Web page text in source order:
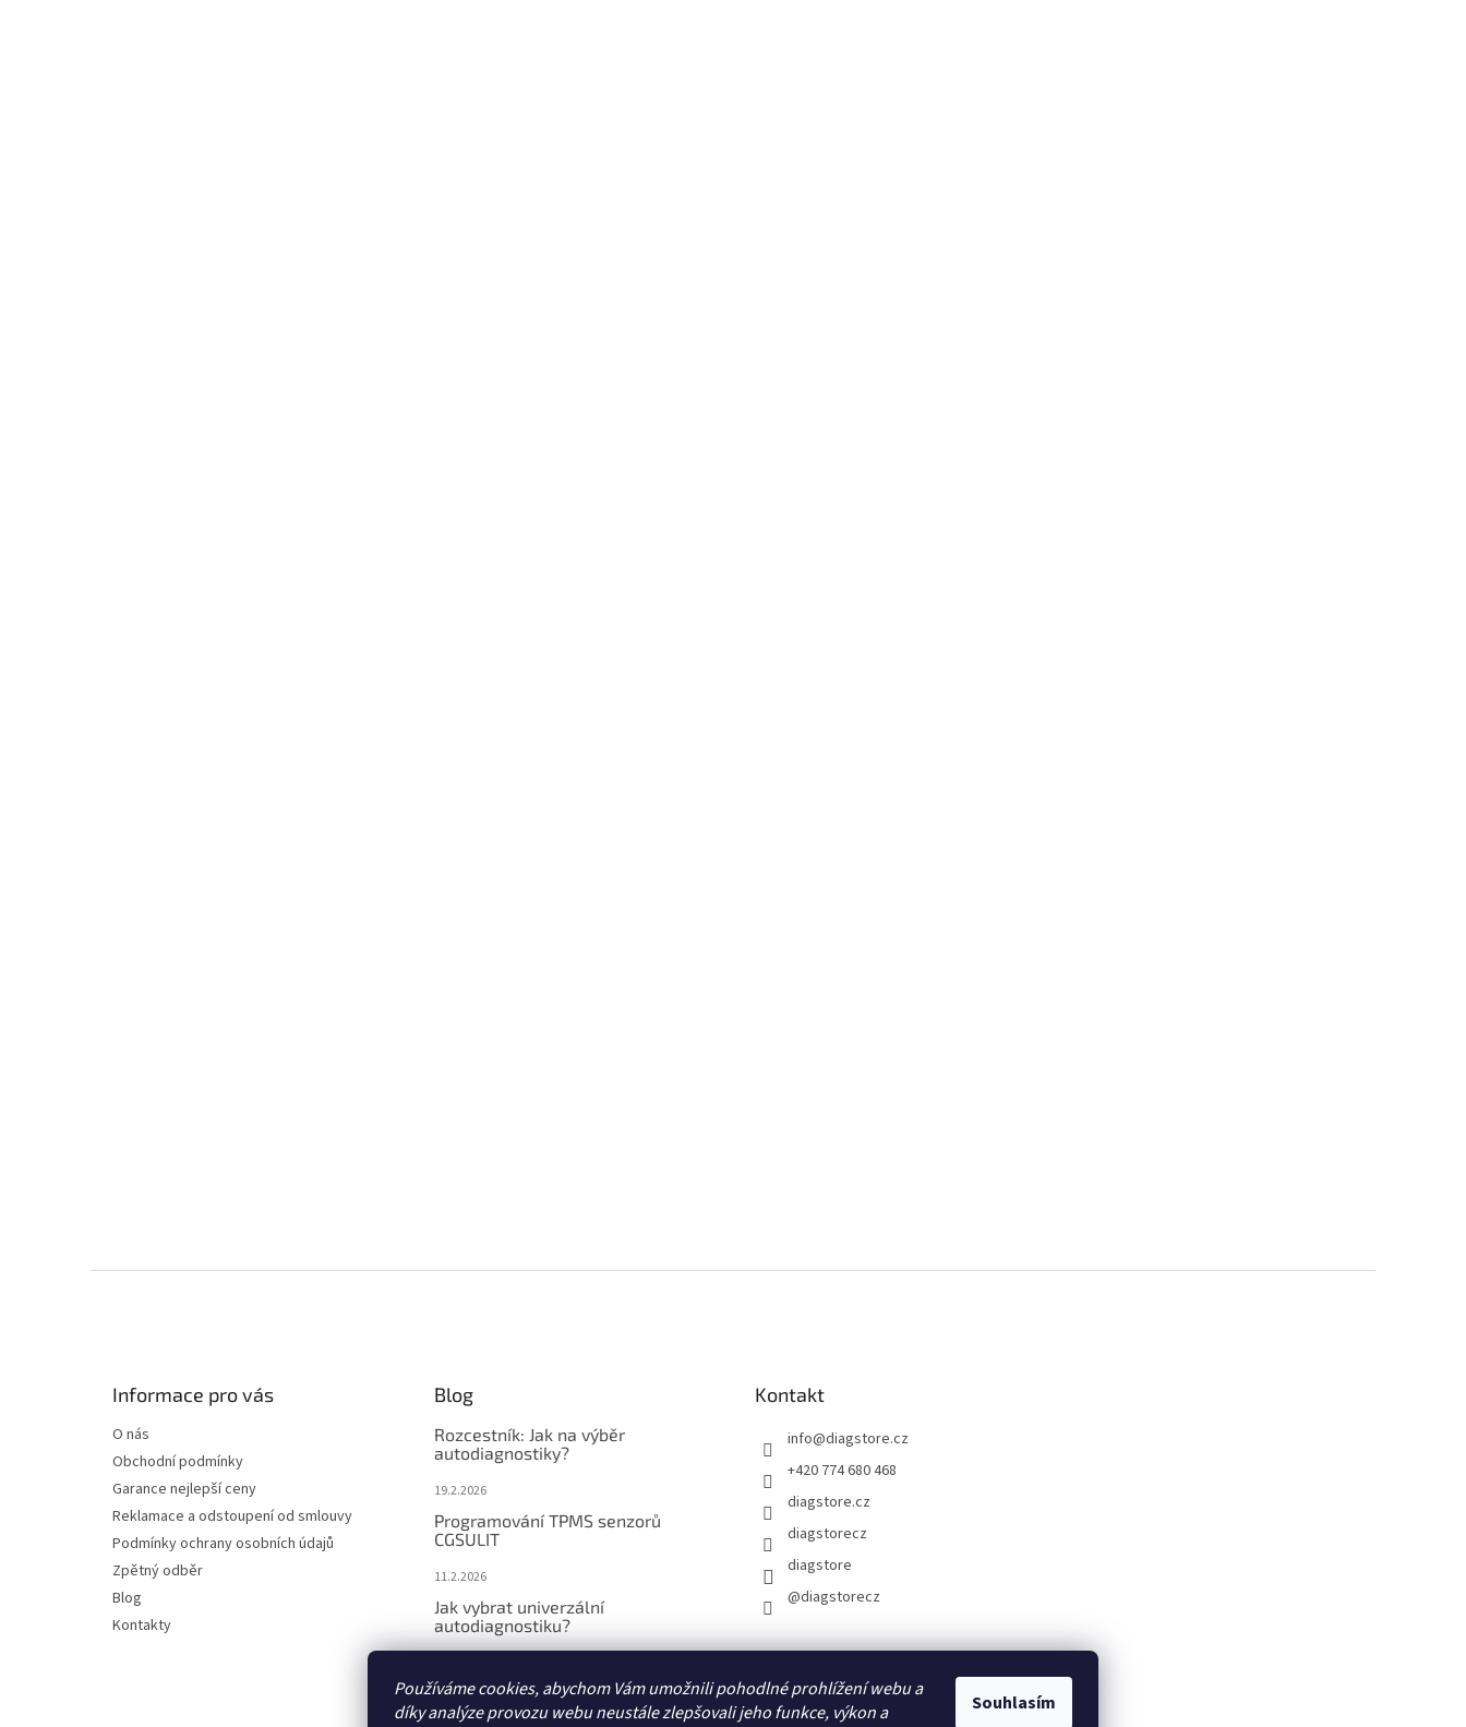
Používáme cookies, abychom Vám umožnili pohodlné prohlížení webu a
díky analýze provozu webu neustále zlepšovali jeho funkce, výkon a
Souhlasím
Informace pro vás
O nás
Obchodní podmínky
Garance nejlepší ceny
Reklamace a odstoupení od smlouvy
Podmínky ochrany osobních údajů
Zpětný odběr
Blog
Kontakty
Blog
Rozcestník: Jak na výběr
autodiagnostiky?
19.2.2026
Programování TPMS senzorů
CGSULIT
11.2.2026
Jak vybrat univerzální
autodiagnostiku?
Jak vybrat diagnostiku pro nákladní
vozidla?
Kontakt
info@diagstore.cz
+420 774 680 468
diagstore.cz
diagstorecz
diagstore
@diagstorecz